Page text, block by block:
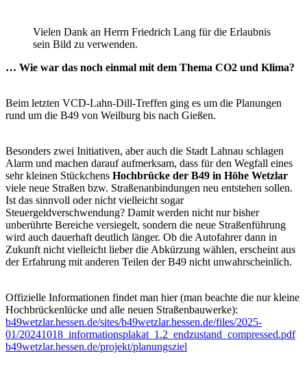
Vielen Dank an Herrn Friedrich Lang für die Erlaubnis
sein Bild zu verwenden.
… Wie war das noch einmal mit dem Thema CO2 und Klima?
Beim letzten VCD-Lahn-Dill-Treffen ging es um die Planungen
rund um die B49 von Weilburg bis nach Gießen.
Besonders zwei Initiativen, aber auch die Stadt Lahnau schlagen
Alarm und machen darauf aufmerksam, dass für den Wegfall eines
sehr kleinen Stückchens Hochbrücke der B49 in Höhe Wetzlar
viele neue Straßen bzw. Straßenanbindungen neu entstehen sollen.
Ist das sinnvoll oder nicht vielleicht sogar
Steuergeldverschwendung? Damit werden nicht nur bisher
unberührte Bereiche versiegelt, sondern die neue Straßenführung
wird auch dauerhaft deutlich länger. Ob die Autofahrer dann in
Zukunft nicht vielleicht lieber die Abkürzung wählen, erscheint aus
der Erfahrung mit anderen Teilen der B49 nicht unwahrscheinlich.
Offizielle Informationen findet man hier (man beachte die nur kleine
Hochbrückenlücke und alle neuen Straßenbauwerke):
b49wetzlar.hessen.de/sites/b49wetzlar.hessen.de/files/2025-
01/20241018_informationsplakat_1.2_endzustand_compressed.pdf
b49wetzlar.hessen.de/projekt/planungsziel